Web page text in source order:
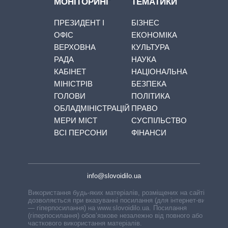
ПРЕЗИДЕНТ І
ОФІС
ВЕРХОВНА
РАДА
КАБІНЕТ
МІНІСТРІВ
ГОЛОВИ
ОБЛАДМІНІСТРАЦІЙ
МЕРИ МІСТ
ВСІ ПЕРСОНИ
БІЗНЕС
ЕКОНОМІКА
КУЛЬТУРА
НАУКА
НАЦІОНАЛЬНА
БЕЗПЕКА
ПОЛІТИКА
ПРАВО
СУСПІЛЬСТВО
ФІНАНСИ
info@slovoidilo.ua
Використання будь-яких матеріалів, розміщених на сайті,
дозволяється при вказуванні посилання (для інтернет-видань
— гіперпосилання) на www.slovoidilo.ua. Посилання
(гіперпосилання) обов’язкове незалежно від повного або
часткового використання матеріалів.